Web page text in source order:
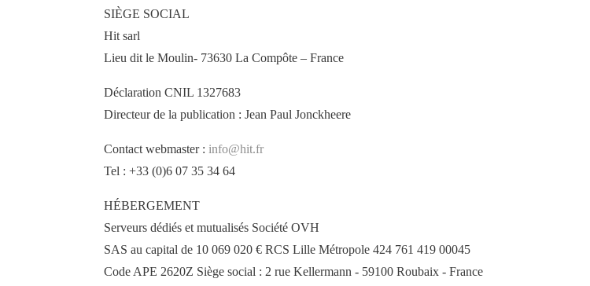
SIÈGE SOCIAL
Hit sarl
Lieu dit le Moulin- 73630 La Compôte – France
Déclaration CNIL 1327683
Directeur de la publication : Jean Paul Jonckheere
Contact webmaster : info@hit.fr
Tel : +33 (0)6 07 35 34 64
HÉBERGEMENT
Serveurs dédiés et mutualisés Société OVH
SAS au capital de 10 069 020 € RCS Lille Métropole 424 761 419 00045
Code APE 2620Z Siège social : 2 rue Kellermann - 59100 Roubaix - France